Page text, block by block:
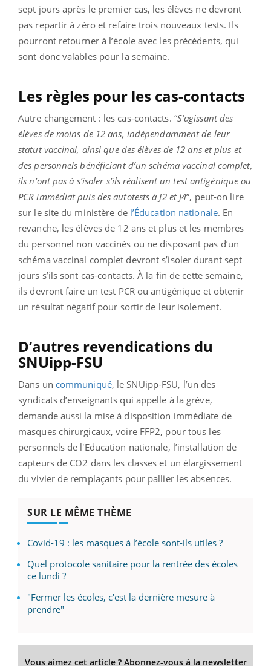
sept jours après le premier cas, les élèves ne devront
pas repartir à zéro et refaire trois nouveaux tests. Ils
pourront retourner à l’école avec les précédents, qui
sont donc valables pour la semaine.
Les règles pour les cas-contacts
Autre changement : les cas-contacts. “S’agissant des
élèves de moins de 12 ans, indépendamment de leur
statut vaccinal, ainsi que des élèves de 12 ans et plus et
des personnels bénéficiant d’un schéma vaccinal complet,
ils n’ont pas à s’isoler s’ils réalisent un test antigénique ou
PCR immédiat puis des autotests à J2 et J4”, peut-on lire
sur le site du ministère del’Éducation nationale. En
revanche, les élèves de 12 ans et plus et les membres
du personnel non vaccinés ou ne disposant pas d’un
schéma vaccinal complet devront s’isoler durant sept
jours s’ils sont cas-contacts. À la fin de cette semaine,
ils devront faire un test PCR ou antigénique et obtenir
un résultat négatif pour sortir de leur isolement.
D’autres revendications du
SNUipp-FSU
Dans un communiqué, le SNUipp-FSU, l’un des
syndicats d’enseignants qui appelle à la grève,
demande aussi la mise à disposition immédiate de
masques chirurgicaux, voire FFP2, pour tous les
personnels de l'Education nationale, l’installation de
capteurs de CO2 dans les classes et un élargissement
du vivier de remplaçants pour pallier les absences.
SUR LE MÊME THÈME
Covid-19 : les masques à l’école sont-ils utiles ?
Quel protocole sanitaire pour la rentrée des écoles
ce lundi ?
"Fermer les écoles, c'est la dernière mesure à
prendre"
Vous aimez cet article ? Abonnez-vous à la newsletter